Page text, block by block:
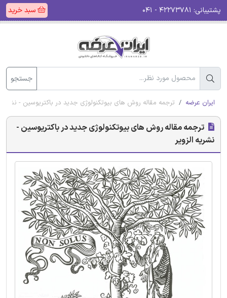
پشتیبانی: سبد خرید
جستجو
ایران عرضه ترجمه مقاله روش های بیوتکنولوژی جدید در باکتریوسین - نشریه
ترجمه مقاله روش های بیوتکنولوژی جدید در باکتریوسین -
نشریه الزویر